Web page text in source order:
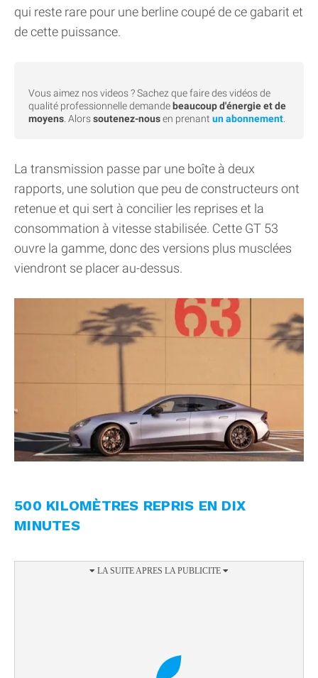
qui reste rare pour une berline coupé de ce gabarit et
de cette puissance.
Vous aimez nos videos ? Sachez que faire des vidéos de
qualité professionnelle demandebeaucoup d'énergie et de
moyens . Alorssoutenez-nousen prenant un abonnement
La transmission passe par une boîte à deux
rapports, une solution que peu de constructeurs ont
retenue et qui sert à concilier les reprises et la
consommation à vitesse stabilisée. Cette GT 53
ouvre la gamme, donc des versions plus musclées
viendront se placer au-dessus.
500 KILOMÈTRES REPRIS EN DIX
MINUTES